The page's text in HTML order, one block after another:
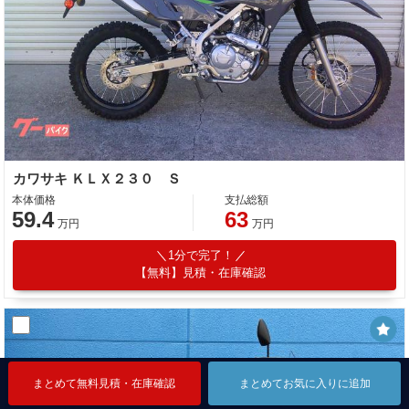
まとめて無料見積・在庫確認 まとめてお気に入りに追加
まとめて無料見積・在庫確認 まとめてお気に入りに追加
カワサキ ＫＬＸ２３０ Ｓ
本体価格
59.4 万円
支払総額
63 万円
1分で完了！
【無料】見積・在庫確認
まとめて無料見積・在庫確認 まとめてお気に入りに追加